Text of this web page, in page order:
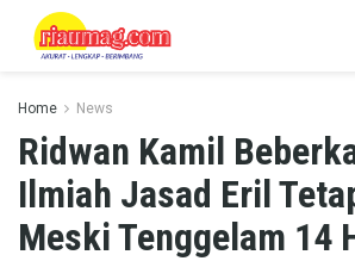
Home News
Ridwan Kamil
Ilmiah Jasad Eril
Meski Tenggelam 14